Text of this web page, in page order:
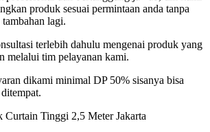
produk sesuai permintaan anda tanpa
lagi.
terlebih dahulu mengenai produk yang
melalui tim pelayanan kami.
dikami minimal DP 50% sisanya bisa